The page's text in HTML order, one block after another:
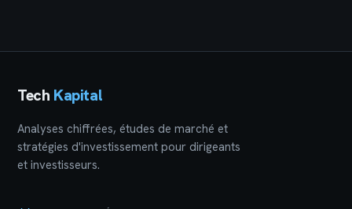
Tech Kapital
Analyses chiffrées, études de marché et
stratégies d'investissement pour dirigeants
et investisseurs.